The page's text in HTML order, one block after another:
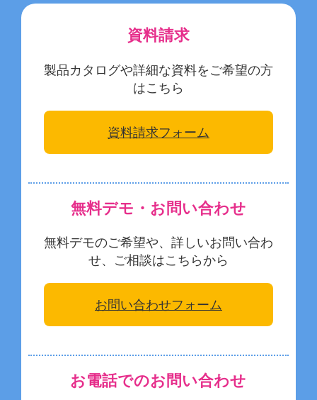
資料請求
製品カタログや詳細な資料をご希望の方
はこちら
資料請求フォーム
無料デモ・お問い合わせ
無料デモのご希望や、詳しいお問い合わ
せ、ご相談はこちらから
お問い合わせフォーム
お電話でのお問い合わせ